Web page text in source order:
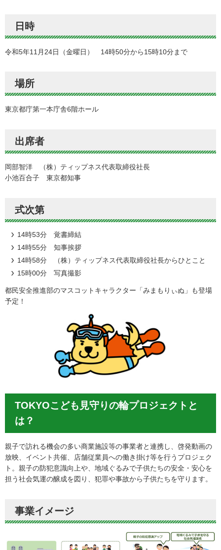
日時
令和5年11月24日（金曜日） 14時50分から15時10分まで
場所
東京都庁第一本庁舎6階ホール
出席者
岡部智洋 （株）ティップネス代表取締役社長
小池百合子 東京都知事
式次第
14時53分 覚書締結
14時55分 知事挨拶
14時58分 （株）ティップネス代表取締役社長からひとこと
15時00分 写真撮影
都民安全推進部のマスコットキャラクター「みまもりぃぬ」も登場
予定！
TOKYOこども見守りの輪プロジェクトと
は？
親子で訪れる機会の多い商業施設等の事業者と連携し、啓発動画の
放映、イベント共催、店舗従業員への働き掛け等を行うプロジェク
ト。親子の防犯意識向上や、地域ぐるみで子供たちの安全・安心を
担う社会気運の醸成を図り、犯罪や事故から子供たちを守ります。
事業イメージ